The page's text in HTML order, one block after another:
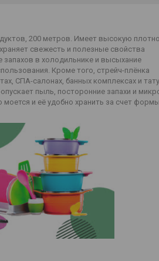
200 метров. Имеет высокую
свежесть и полезные свойства
в холодильнике и высыхание
Кроме того, стрейч-плёнка
СПА-салонах, банных комплексах и
пыль, посторонние запахи и
и её удобно хранить за счет формы